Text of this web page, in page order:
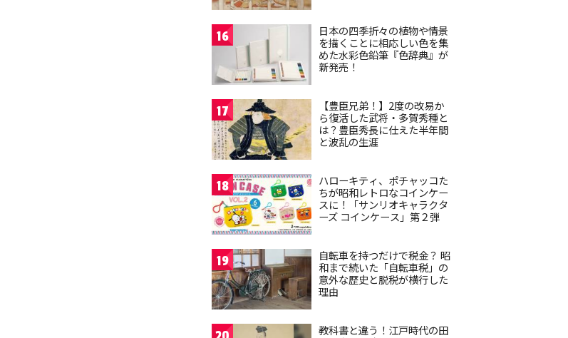
16
日本の四季折々の植物や情景
を描くことに相応しい色を集
めた水彩色鉛筆『色辞典』が
新発売！
17
【豊臣兄弟！】2度の改易か
ら復活した武将・多賀秀種と
は？豊臣秀長に仕えた半年間
と波乱の生涯
18
ハローキティ、ポチャッコた
ちが昭和レトロなコインケー
スに！「サンリオキャラクタ
ーズ コインケース」第２弾
19
自転車を持つだけで税金？ 昭
和まで続いた「自転車税」の
意外な歴史と脱税が横行した
理由
教科書と違う！江戸時代の田